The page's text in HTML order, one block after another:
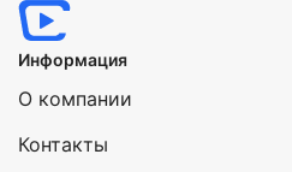
Информация
О компании
Контакты